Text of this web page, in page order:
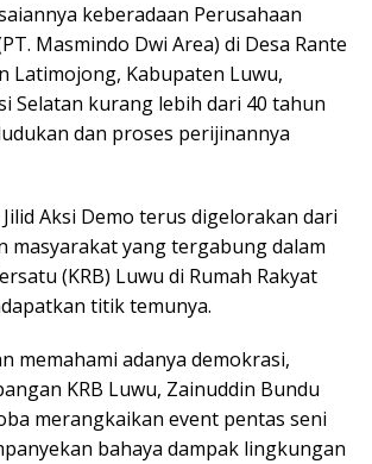
keberadaan Perusahaan
Masmindo Dwi Area) di Desa Rante
Latimojong, Kabupaten Luwu,
Selatan kurang lebih dari 40 tahun
dan proses perijinannya
Jilid Aksi Demo terus digelorakan dari
masyarakat yang tergabung dalam
(KRB) Luwu di Rumah Rakyat
titik temunya.
memahami adanya demokrasi,
KRB Luwu, Zainuddin Bundu
merangkaikan event pentas seni
bahaya dampak lingkungan